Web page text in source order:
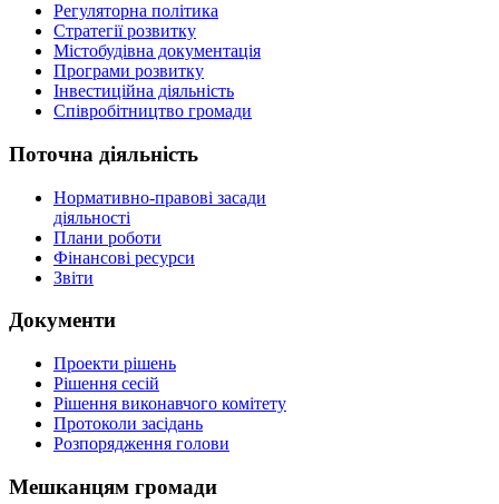
Регуляторна політика
Стратегії розвитку
Містобудівна документація
Програми розвитку
Інвестиційна діяльність
Співробітництво громади
Поточна діяльність
Нормативно-правові засади
діяльності
Плани роботи
Фінансові ресурси
Звіти
Документи
Проекти рішень
Рішення сесій
Рішення виконавчого комітету
Протоколи засідань
Розпорядження голови
Мешканцям громади